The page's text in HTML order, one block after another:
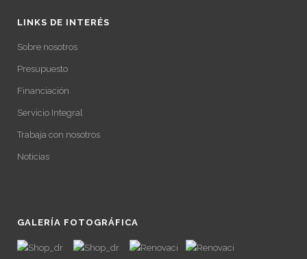
LINKS DE INTERÉS
Sobre nosotros
Presupuesto
Financiación
Servicio Integral
Trabaja con nosotros
Noticias
GALERÍA FOTOGRÁFICA